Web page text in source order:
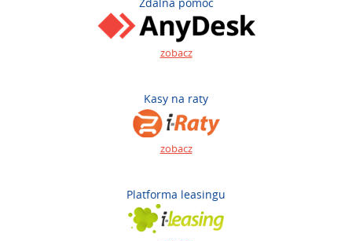
zobacz
Kasy na raty
zobacz
Platforma leasingu